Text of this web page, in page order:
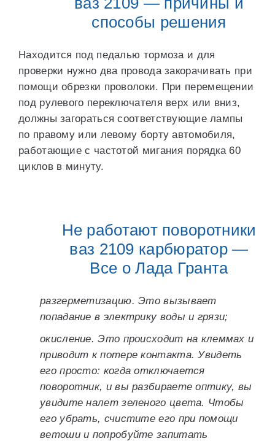
способы решения
Находится под педалью тормоза и для
проверки нужно два провода закорачивать при
помощи обрезки проволоки. При перемещении
под рулевого переключателя верх или вниз,
должны загораться соответствующие лампы
по правому или левому борту автомобиля,
работающие с частотой мигания порядка 60
циклов в минуту.
Не работают поворотники
ваз 2109 карбюратор —
Все о Лада Гранта
разгерметизацию. Это вызывает
попадание в электрику воды и грязи;
окисление. Это происходит на клеммах и
приводит к потере контакта. Увидеть
его просто: когда отключается
поворотник, и вы разбираете оптику, вы
увидите налет зеленого цвета. Чтобы
его убрать, счистите его при помощи
ветоши и попробуйте запитать